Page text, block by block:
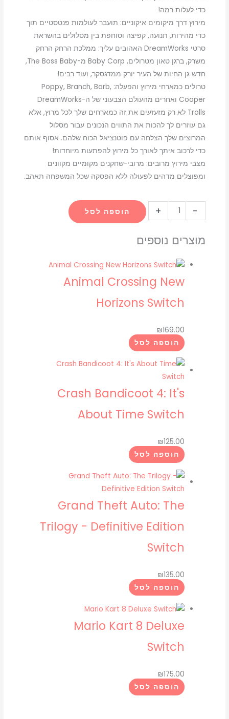
כדי לעלות רמה!
מירוץ דרך מיקומים איקוניים: תועבר לעולמות פנטסטיים תוך
כדי מהירות, תנועה, קפיצה וסוחפת בין מסלולים בהשראת
סרטי DreamWorks האהובים עליך: ממלכת הרחק הרחק
משרק, ברגן טאון מטרולים, Baby Corp מ-The Boss Baby,
חדש גן החיות של העיר יורק ממדגסקר, ועוד רבים!
טרולים כמארחי מירוץ והפעלה: Poppy, Branch, Barb,
Cooper ואחרים מהעולם הצבעוני של ה-DreamWorks
Trolls לא רק מזעזעים את זה כמארחים שלך לכל מרוץ, אלא
גם עוזרים לך להכות את התווים הנכונים עבור מסלול
המרוצים שלך הצלחה עם פוטנציאל הכוח שלהם. אסוף אותם
כדי לרכוב איתך לאורך כל מירוץ להפתעות מיוחדות!
מצבי מירוץ מרובים: מרובי-שחקנים מקומיים מקוונים
ומפוצלים מדהים לפעולה ללא הפסקה שכל המשפחה תאהב.
-
של
all-
racing
+ הוספה לסל
מוצרים נוספים
Animal Crossing New
Horizons Switch
₪169.00
הוספה לסל
Crash Bandicoot 4: It's
About Time Switch
₪125.00
הוספה לסל
Grand Theft Auto: The
Trilogy - Definitive Edition
Switch
₪135.00
הוספה לסל
Mario Kart 8 Deluxe
Switch
₪175.00
הוספה לסל